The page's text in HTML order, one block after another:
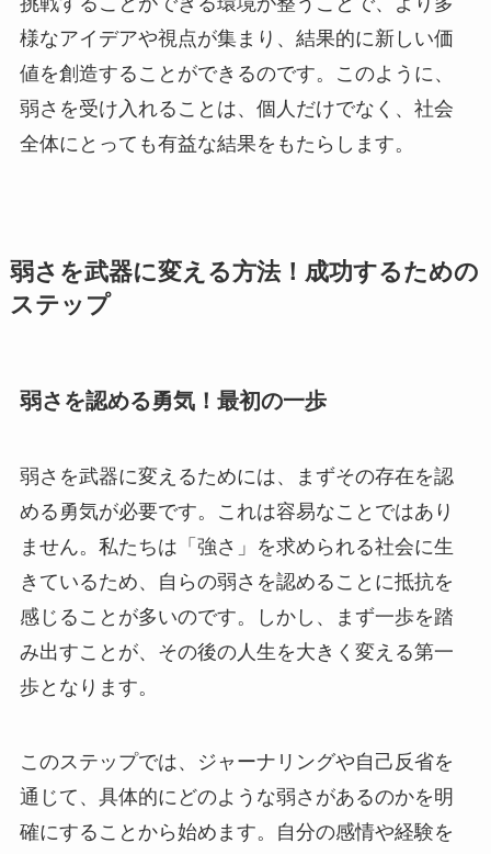
様なアイデアや視点が集まり、結果的に新しい価
値を創造することができるのです。このように、
弱さを受け入れることは、個人だけでなく、社会
全体にとっても有益な結果をもたらします。
弱さを武器に変える方法！成功するための
ステップ
弱さを認める勇気！最初の一歩
弱さを武器に変えるためには、まずその存在を認
める勇気が必要です。これは容易なことではあり
ません。私たちは「強さ」を求められる社会に生
きているため、自らの弱さを認めることに抵抗を
感じることが多いのです。しかし、まず一歩を踏
み出すことが、その後の人生を大きく変える第一
歩となります。
このステップでは、ジャーナリングや自己反省を
通じて、具体的にどのような弱さがあるのかを明
確にすることから始めます。自分の感情や経験を